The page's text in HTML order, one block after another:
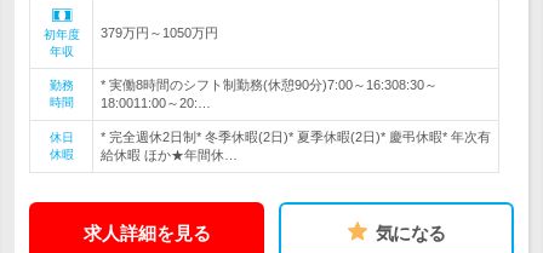
初年度
年収
379万円～1050万円
勤務
時間
* 実働8時間のシフト制勤務(休憩90分)7:00～16:308:30～
18:0011:00～20:…
休日
休暇
* 完全週休2日制* 冬季休暇(2日)* 夏季休暇(2日)* 慶弔休暇* 年次有
給休暇 ほか★年間休…
求人詳細を見る 気になる